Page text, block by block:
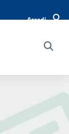
Accedi